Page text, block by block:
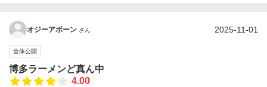
オジーアボーン さん 2025-11-01
全体公開
博多ラーメンど真ん中
4.00